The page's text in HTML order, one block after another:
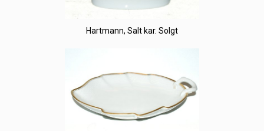
Hartmann, Salt kar. Solgt